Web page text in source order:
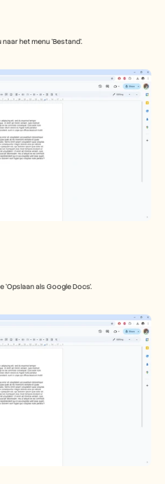
het menu 'Bestand'.
'Opslaan als Google Docs'.